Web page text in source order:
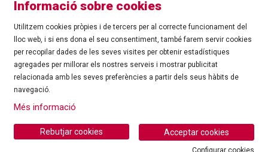
©Ajuntament de Roses| C/ Tarragona, 81 | 17480 ROSES
Tel.: 972 25 24 00 |cultura@roses.cat
Sitemap | Ús de Cookies
Informació sobre cookies
Utilitzem cookies pròpies i de tercers per al correcte funcionament del
lloc web, i si ens dona el seu consentiment, també farem servir cookies
per recopilar dades de les seves visites per obtenir estadístiques
agregades per millorar els nostres serveis i mostrar publicitat
relacionada amb les seves preferències a partir dels seus hàbits de
navegació.
Més informació
Acceptar cookies
Rebutjar cookies